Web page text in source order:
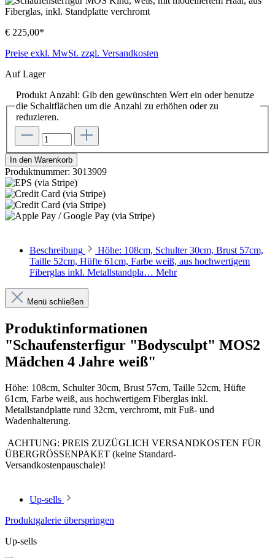
€ 225,00*
Preise exkl. MwSt. zzgl. Versandkosten
Auf Lager
Produkt Anzahl: Gib den gewünschten Wert ein oder benutze
die Schaltflächen um die Anzahl zu erhöhen oder zu
reduzieren.
In den Warenkorb
Produktnummer: 3013909
Beschreibung
Höhe: 108cm, Schulter 30cm, Brust 57cm,
Taille 52cm, Hüfte 61cm, Farbe weiß, aus hochwertigem
Fiberglas inkl. Metallstandpla… Mehr
Menü schließen
Produktinformationen
"Schaufensterfigur "Bodysculpt" MOS2
Mädchen 4 Jahre weiß"
Höhe: 108cm, Schulter 30cm, Brust 57cm, Taille 52cm, Hüfte
61cm, Farbe weiß, aus hochwertigem Fiberglas inkl.
Metallstandplatte rund 32cm, verchromt, mit Fuß- und
Wadenhalterung.
ACHTUNG: PREIS ZUZÜGLICH VERSANDKOSTEN FÜR
ÜBERGRÖSSENPAKET (keine Standard-
Versandkostenpauschale)!
Up-sells
Produktgalerie überspringen
Up-sells